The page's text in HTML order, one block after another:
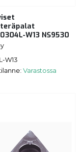
W13 NS9530
W13
Varastossa